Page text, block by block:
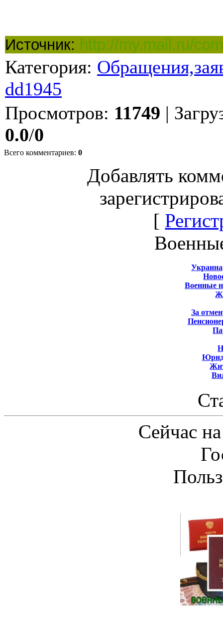
Источник: http://my.mail.ru/
Категория:
dd1945
Просмотров: 11749 |
0.0/0
Всего комментариев: 0
Добавлять
[
Военные
За
Сейчас